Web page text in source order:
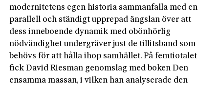
modernitetens egen historia sammanfalla med en
parallell och ständigt upprepad ängslan över att
dess inneboende dynamik med obönhörlig
nödvändighet undergräver just de tillitsband som
behövs för att hålla ihop samhället. På femtiotalet
fick David Riesman genomslag med boken Den
ensamma massan, i vilken han analyserade den